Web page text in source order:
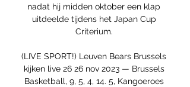
nadat hij midden oktober een klap
uitdeelde tijdens het Japan Cup
Criterium.
(LIVE SPORT!) Leuven Bears Brussels
kijken live 26 26 nov 2023 — Brussels
Basketball, 9, 5, 4, 14. 5, Kangoeroes